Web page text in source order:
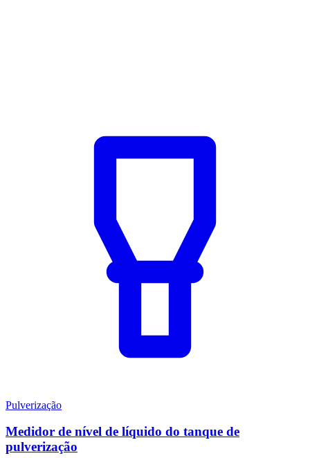
Pulverização
Medidor de nível de líquido do tanque de
pulverização